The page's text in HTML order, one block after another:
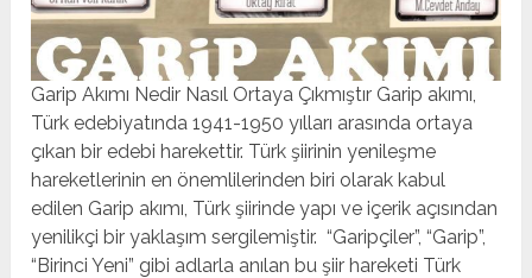
Garip Akımı Nedir Nasıl Ortaya Çıkmıştır Garip akımı,
Türk edebiyatında 1941-1950 yılları arasında ortaya
çıkan bir edebi harekettir. Türk şiirinin yenileşme
hareketlerinin en önemlilerinden biri olarak kabul
edilen Garip akımı, Türk şiirinde yapı ve içerik açısından
yenilikçi bir yaklaşım sergilemiştir. “Garipçiler”, “Garip”,
“Birinci Yeni” gibi adlarla anılan bu şiir hareketi Türk